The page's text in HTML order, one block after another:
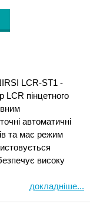
LCR-ST1 -
LCR пінцетного
автоматичні
та має режим
високу
докладніше...